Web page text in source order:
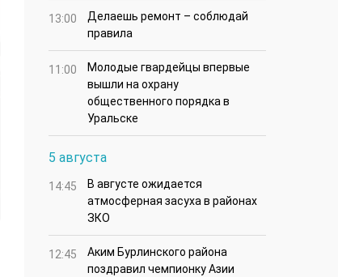
13:00
Делаешь ремонт – соблюдай
правила
11:00
Молодые гвардейцы впервые
вышли на охрану
общественного порядка в
Уральске
5 августа
14:45
В августе ожидается
атмосферная засуха в районах
ЗКО
12:45
Аким Бурлинского района
поздравил чемпионку Азии